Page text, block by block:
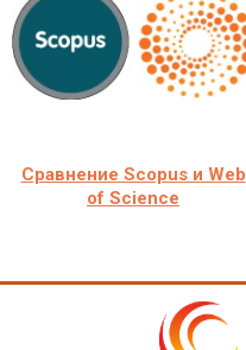
Сравнение Scopus и Web
of Science